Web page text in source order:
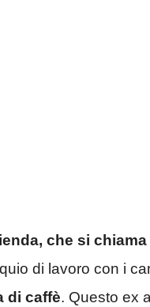
che si
di lavoro con i
di caffè. Questo ex